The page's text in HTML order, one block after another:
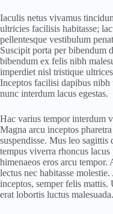
Iaculis netus vivamus
ultricies facilisis habitasse;
pellentesque vestibulum
Suscipit porta per bibendum
bibendum ex felis nibh
imperdiet nisl tristique
Inceptos facilisi dapibus nibh
nunc interdum lacus egestas.
Hac varius tempor interdum
Magna arcu inceptos
suspendisse. Mus leo
tempus viverra rhoncus
himenaeos eros arcu tempor.
lectus nec habitasse
inceptos, semper felis
erat lobortis luctus malesuada.